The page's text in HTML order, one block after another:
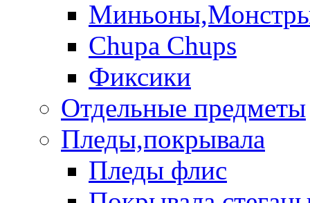
Chupa Chups
Фиксики
Отдельные предметы
Пледы,покрывала
Пледы флис